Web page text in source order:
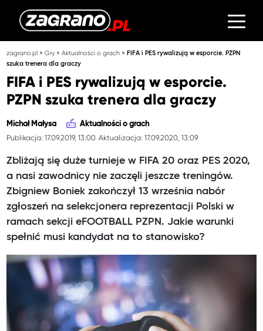
zagrano.pl »Gry»Aktualności o grach »FIFA i PES rywalizują w esporcie. PZPN
szuka trenera dla graczy
FIFA i PES rywalizują w esporcie.
PZPN szuka trenera dla graczy
Michał Małysa Aktualności o grach
Publikacja: 17.09.2019, 13:00 Aktualizacja: 17.09.2020, 13:09
Zbliżają się duże turnieje w FIFA 20 oraz PES 2020,
a nasi zawodnicy nie zaczęli jeszcze treningów.
Zbigniew Boniek zakończył 13 września nabór
zgłoszeń na selekcjonera reprezentacji Polski w
ramach sekcji eFOOTBALL PZPN. Jakie warunki
spełnić musi kandydat na to stanowisko?